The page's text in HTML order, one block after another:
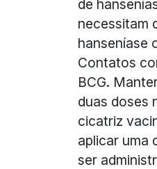
de
necessitam
hanseníase
Contatos
BCG.
duas doses
cicatriz
aplicar uma
ser